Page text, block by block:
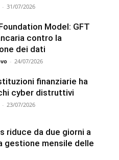
- 31/07/2026
Model: GFT
contro la
dei dati
- 24/07/2026
finanziarie ha
cyber distruttivi
- 23/07/2026
riduce da due giorni a
gestione mensile delle